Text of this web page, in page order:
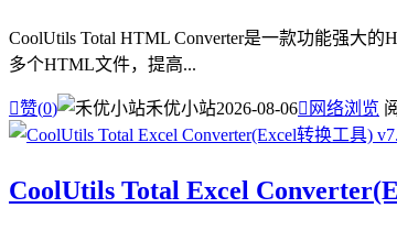
CoolUtils Total HTML Converter是一款功能强大
多个HTML文件，提高...
赞(0) 禾优小站2026-08-06 网络浏览
CoolUtils Total Excel